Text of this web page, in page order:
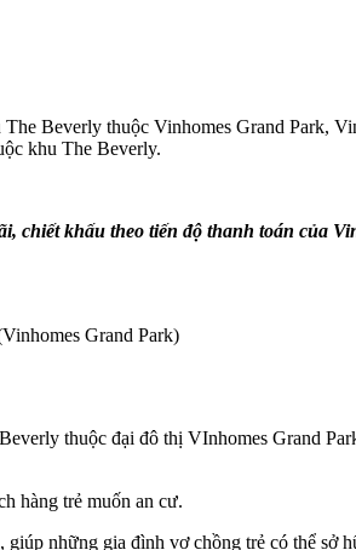
Beverly thuộc Vinhomes Grand Park,
khu The Beverly.
chiết khấu theo tiến độ thanh toán của
Grand Park)
thuộc đại đô thị VInhomes Grand
hàng trẻ muốn an cư.
những gia đình vợ chồng trẻ có thể sở